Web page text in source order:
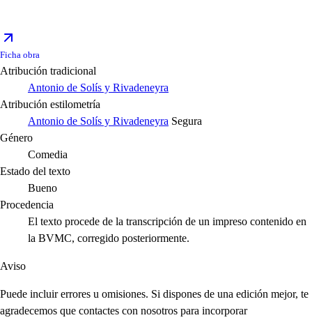
Ficha obra
Atribución tradicional
Antonio de Solís y Rivadeneyra
Atribución estilometría
Antonio de Solís y Rivadeneyra Segura
Género
Comedia
Estado del texto
Bueno
Procedencia
El texto procede de la transcripción de un impreso contenido en
la BVMC, corregido posteriormente.
Aviso
Puede incluir errores u omisiones. Si dispones de una edición mejor, te
agradecemos que contactes con nosotros para incorporar